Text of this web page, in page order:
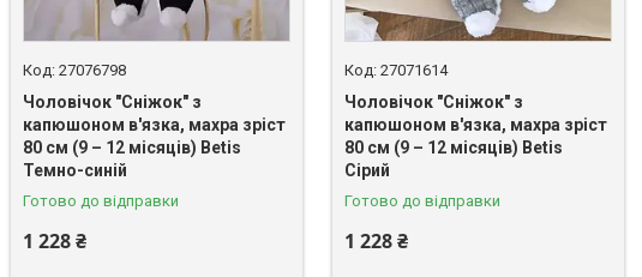
27076798
Чоловічок "Сніжок" з
капюшоном в'язка, махра зріст
80 см (9 – 12 місяців) Betis
Темно-синій
Готово до відправки
1 228 ₴
27071614
Чоловічок "Сніжок" з
капюшоном в'язка, махра зріст
80 см (9 – 12 місяців) Betis
Сірий
Готово до відправки
1 228 ₴